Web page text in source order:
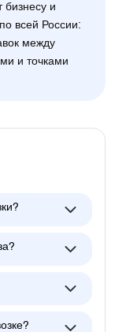
бизнесу и
всей России:
между
и точками